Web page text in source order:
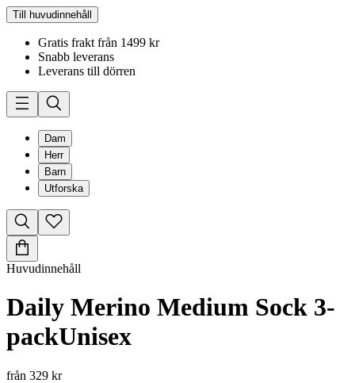
Till huvudinnehåll
Gratis frakt från 1499 kr
Snabb leverans
Leverans till dörren
Dam
Herr
Barn
Utforska
Huvudinnehåll
Daily Merino Medium Sock 3-
packUnisex
från 329 kr